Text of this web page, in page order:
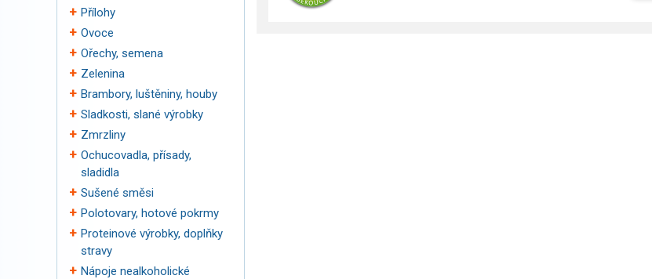
Přílohy
Ovoce
Ořechy, semena
Zelenina
Brambory, luštěniny, houby
Sladkosti, slané výrobky
Zmrzliny
Ochucovadla, přísady,
sladidla
Sušené směsi
Polotovary, hotové pokrmy
Proteinové výrobky, doplňky
stravy
Nápoje nealkoholické